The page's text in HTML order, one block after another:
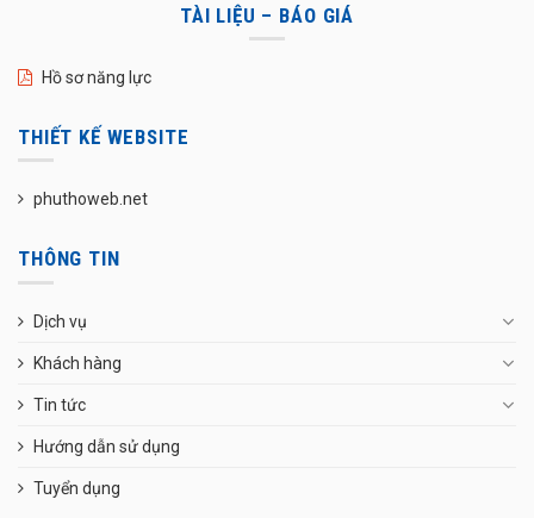
TÀI LIỆU – BÁO GIÁ
Hồ sơ năng lực
THIẾT KẾ WEBSITE
phuthoweb.net
THÔNG TIN
Dịch vụ
Khách hàng
Tin tức
Hướng dẫn sử dụng
Tuyển dụng